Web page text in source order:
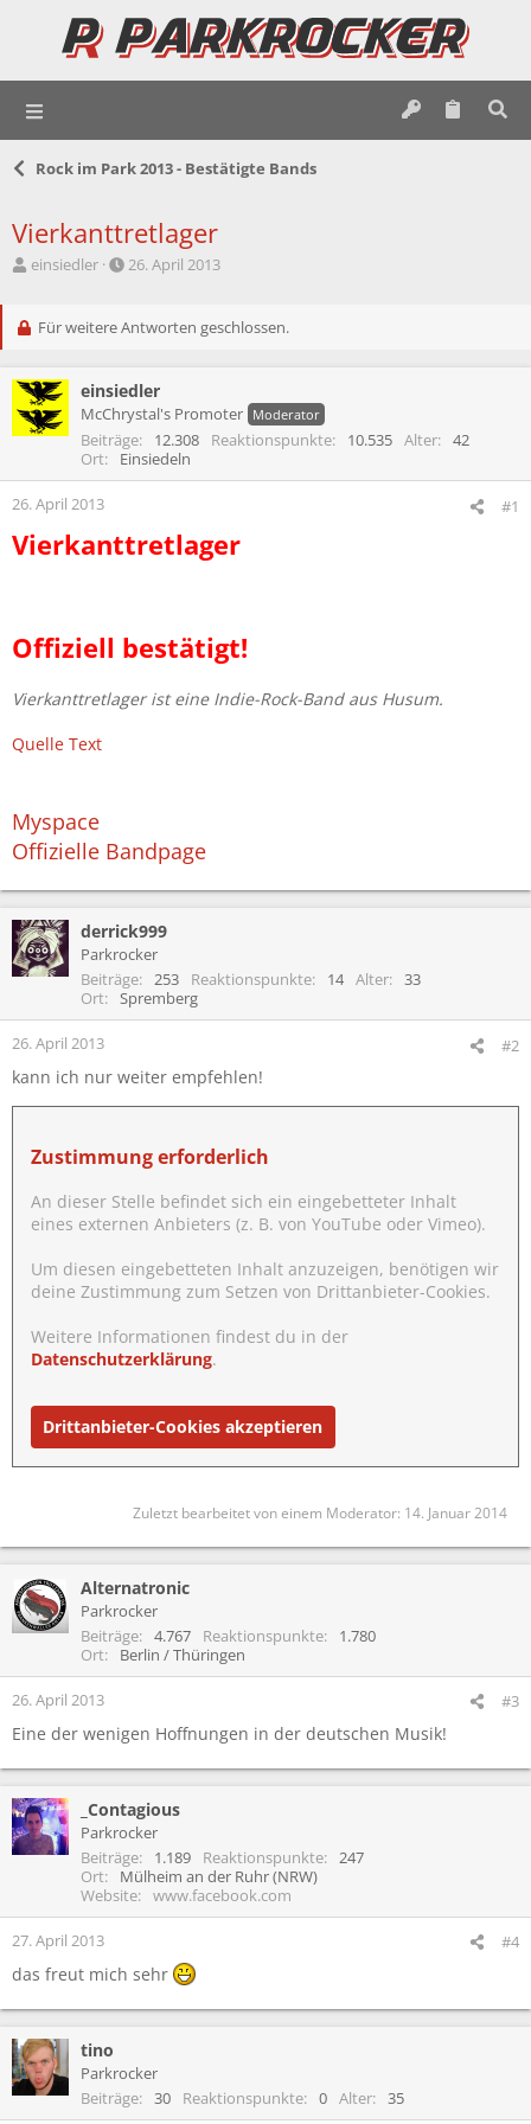
Rock im Park 2013 - Bestätigte Bands
Vierkanttretlager
E
t
l
e
r
einsiedler
E
t
l
t
a
m
26. April 2013
Für weitere Antworten geschlossen.
einsiedler
McChrystal's Promoter Moderator
Beiträge 12.308 Reaktionspunkte 10.535 Alter
42
Ort
Einsiedeln
26. April 2013 #1
Vierkanttretlager
Offiziell bestätigt!
Vierkanttretlager ist eine Indie-Rock-Band aus Husum.
Quelle Text
Myspace
Offizielle Bandpage
derrick999
Parkrocker
Beiträge
253 Reaktionspunkte 14 Alter
33
Ort
Spremberg
26. April 2013 #2
kann ich nur weiter empfehlen!
Zustimmung erforderlich
An dieser Stelle befindet sich ein eingebetteter Inhalt
eines externen Anbieters (z. B. von YouTube oder Vimeo).
Um diesen eingebetteten Inhalt anzuzeigen, benötigen wir
deine Zustimmung zum Setzen von Drittanbieter-Cookies.
Weitere Informationen findest du in der
Datenschutzerklärung.
Drittanbieter-Cookies akzeptieren
Zuletzt bearbeitet von einem Moderator: 14. Januar 2014
Alternatronic
Parkrocker
Beiträge
4.767 Reaktionspunkte
1.780
Ort
Berlin / Thüringen
26. April 2013 #3
Eine der wenigen Hoffnungen in der deutschen Musik!
_Contagious
Parkrocker
Beiträge
1.189 Reaktionspunkte
247
Ort
Mülheim an der Ruhr (NRW)
Website
www.facebook.com
27. April 2013 #4
das freut mich sehr
tino
Parkrocker
Beiträge
30 Reaktionspunkte 0 Alter 35